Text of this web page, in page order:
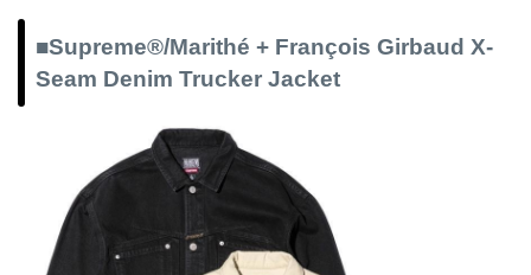
■Supreme®/Marithé + François Girbaud X-
Seam Denim Trucker Jacket